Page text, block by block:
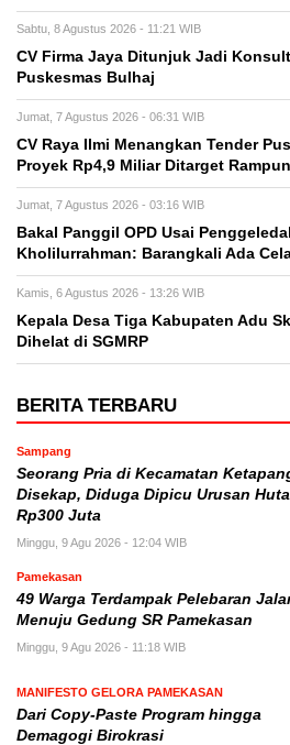
Sabtu, 8 Agustus 2026 - 11:21 WIB
CV Firma Jaya Ditunjuk Jadi
Puskesmas Bulhaj
Jumat, 7 Agustus 2026 - 06:31 WIB
CV Raya Ilmi Menangkan Tender
Proyek Rp4,9 Miliar Ditarget
Jumat, 7 Agustus 2026 - 03:16 WIB
Bakal Panggil OPD Usai
Kholilurrahman: Barangkali Ada
Kamis, 6 Agustus 2026 - 13:26 WIB
Kepala Desa Tiga Kabupaten Adu
Dihelat di SGMRP
BERITA TERBARU
Sampang
Seorang Pria di Kecamatan
Disekap, Diduga Dipicu Urusan
Rp300 Juta
Minggu, 9 Agu 2026 - 12:04 WIB
Pamekasan
49 Warga Terdampak Pelebaran
Menuju Gedung SR Pamekasan
Minggu, 9 Agu 2026 - 11:18 WIB
MANIFESTO GELORA PAMEKASAN
Dari Copy-Paste Program hingga
Demagogi Birokrasi